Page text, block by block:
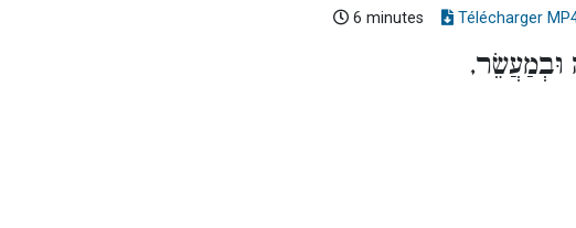
6 minutes Télécharger
וּבְמַעֲשֵׂר,